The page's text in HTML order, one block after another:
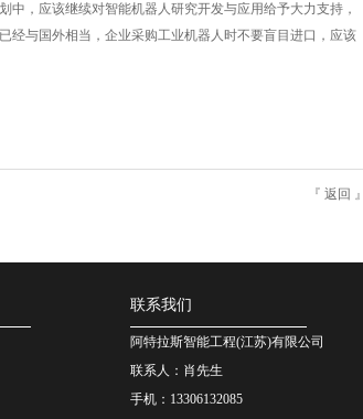
，应该继续对智能机器人研究开发与应用给予大力支持，
经与国外相当，企业采购工业机器人时不要盲目进口，应该
『 返回 』
联系我们
阿特拉斯智能工程(江苏)有限公司
联系人：肖先生
手机：13306132085